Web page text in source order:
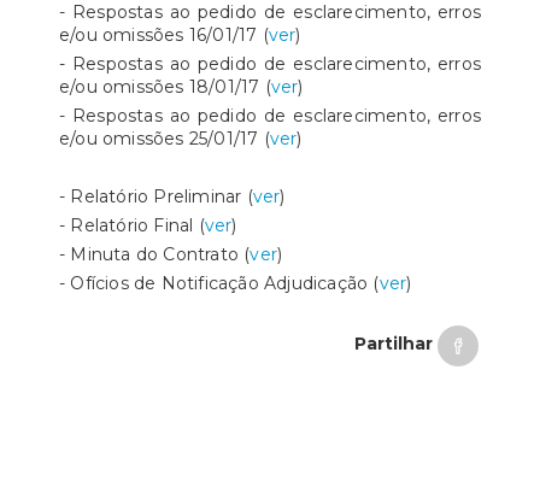
- Respostas ao pedido de esclarecimento, erros
e/ou omissões 16/01/17 (ver)
- Respostas ao pedido de esclarecimento, erros
e/ou omissões 18/01/17 (ver)
- Respostas ao pedido de esclarecimento, erros
e/ou omissões 25/01/17 (ver)
- Relatório Preliminar (ver)
- Relatório Final (ver)
- Minuta do Contrato (ver)
- Ofícios de Notificação Adjudicação (ver)
Partilhar